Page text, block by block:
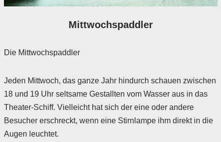
Mittwochspaddler
Die Mittwochspaddler
Jeden Mittwoch, das ganze Jahr hindurch schauen zwischen
18 und 19 Uhr seltsame Gestallten vom Wasser aus in das
Theater-Schiff. Vielleicht hat sich der eine oder andere
Besucher erschreckt, wenn eine Stirnlampe ihm direkt in die
Augen leuchtet.